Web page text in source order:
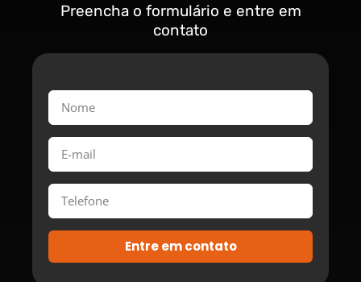
Preencha o formulário e entre em
contato
Entre em contato